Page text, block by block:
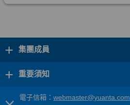
+ 集團成員
+ 重要須知
電子信箱： webmaster@yuanta.com